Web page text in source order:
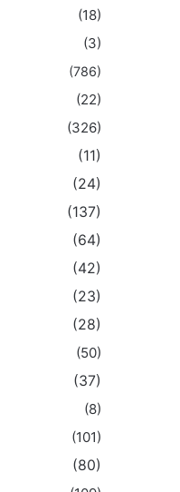
(18)
(3)
(786)
(22)
(326)
(11)
(24)
(137)
(64)
(42)
(23)
(28)
(50)
(37)
(8)
(101)
(80)